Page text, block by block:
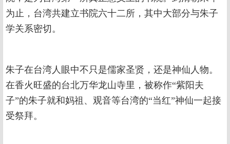
为止，台湾共建立书院六十二所，其中大部分与朱子
学关系密切。
朱子在台湾人眼中不只是儒家圣贤，还是神仙人物。
在香火旺盛的台北万华龙山寺里，被称作“紫阳夫
子”的朱子就和妈祖、观音等台湾的“当红”神仙一起接
受祭拜。